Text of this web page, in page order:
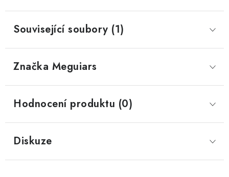
Související soubory (1)
Značka Meguiars
Hodnocení produktu (0)
Diskuze